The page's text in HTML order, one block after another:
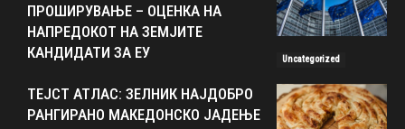
Uncategorized
ПРОШИРУВАЊЕ – ОЦЕНКА НА
НАПРЕДОКОТ НА ЗЕМЈИТЕ
КАНДИДАТИ ЗА ЕУ
ТЕЈСТ АТЛАС: ЗЕЛНИК НАЈДОБРО
РАНГИРАНО МАКЕДОНСКО ЈАДЕЊЕ